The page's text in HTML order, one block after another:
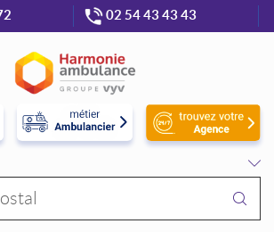
02 54 43 43 43